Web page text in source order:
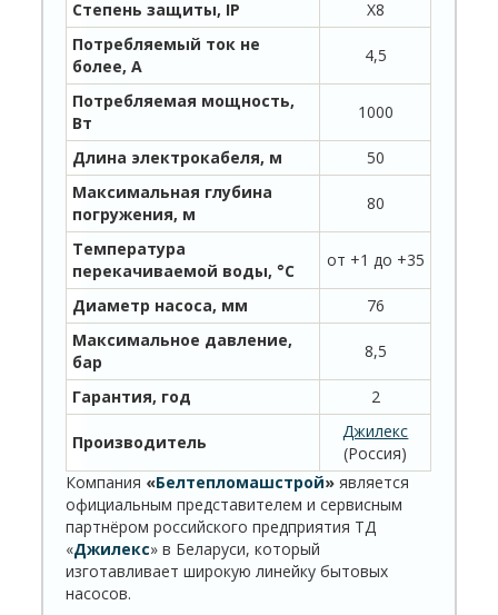
Степень защиты, IP
X8
Потребляемый ток не
более, А
4,5
Потребляемая мощность,
Вт
1000
Длина электрокабеля, м
50
Максимальная глубина
погружения, м
80
Температура
перекачиваемой воды, °С
от +1 до +35
Диаметр насоса, мм
76
Максимальное давление,
бар
8,5
Гарантия, год 2
Производитель
Джилекс
(Россия)
Компания «Белтепломашстрой» является
официальным представителем и сервисным
партнёром российского предприятия ТД
«Джилекс» в Беларуси, который
изготавливает широкую линейку бытовых
насосов.